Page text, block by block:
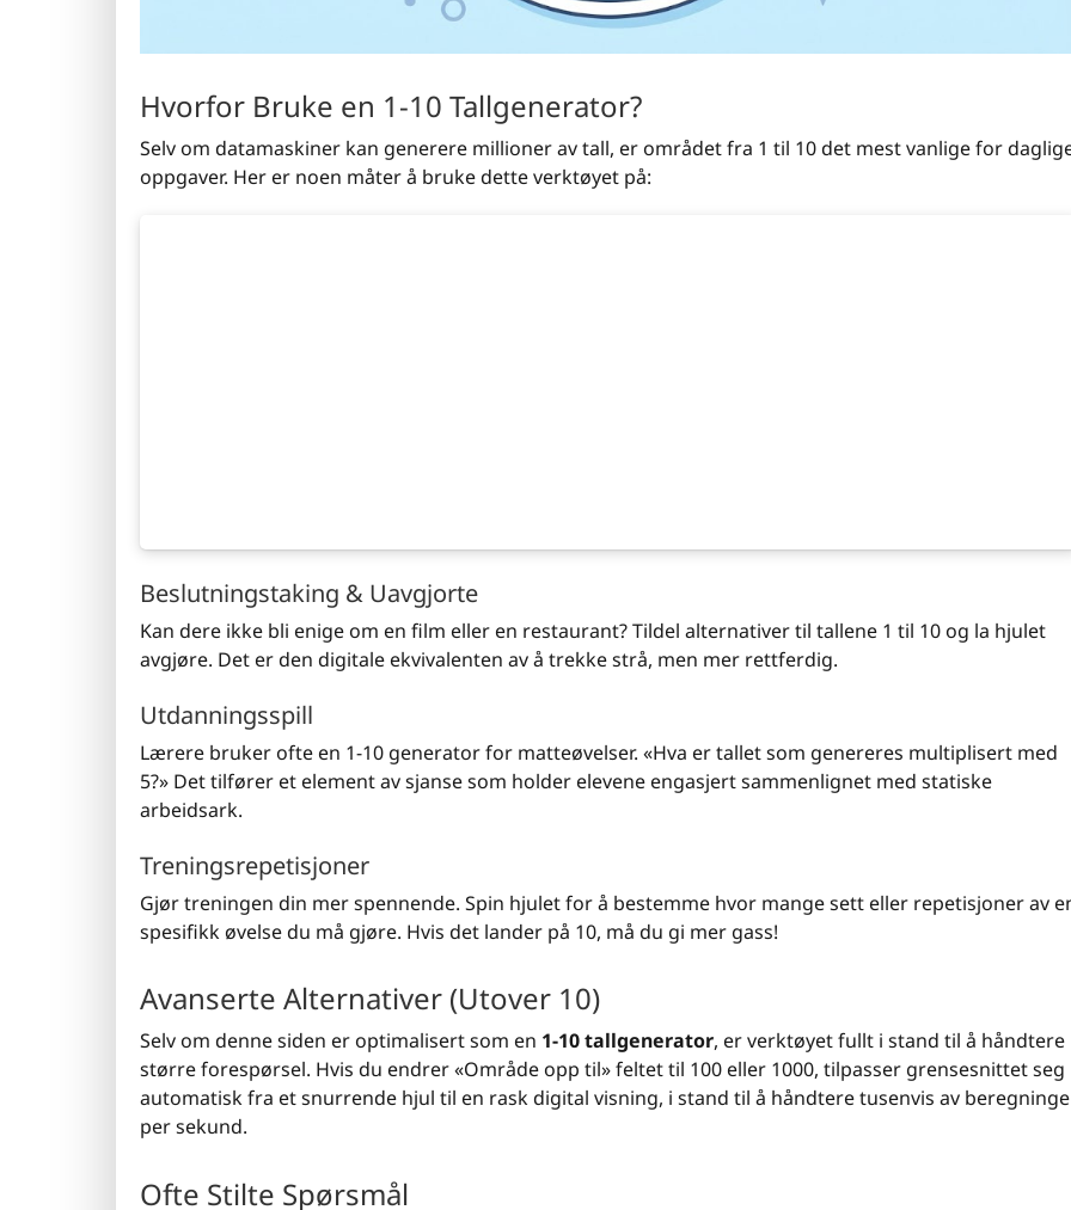
Hvorfor Bruke en 1-10 Tallgenerator?
Selv om datamaskiner kan generere millioner av tall, er området fra 1 til 10 det mest vanlige for
oppgaver. Her er noen måter å bruke dette verktøyet på:
Beslutningstaking & Uavgjorte
Kan dere ikke bli enige om en film eller en restaurant? Tildel alternativer til tallene 1 til 10 og la hjulet
avgjøre. Det er den digitale ekvivalenten av å trekke strå, men mer rettferdig.
Utdanningsspill
Lærere bruker ofte en 1-10 generator for matteøvelser. «Hva er tallet som genereres multiplisert med
5?» Det tilfører et element av sjanse som holder elevene engasjert sammenlignet med statiske
arbeidsark.
Treningsrepetisjoner
Gjør treningen din mer spennende. Spin hjulet for å bestemme hvor mange sett eller repetisjoner av
spesifikk øvelse du må gjøre. Hvis det lander på 10, må du gi mer gass!
Avanserte Alternativer (Utover 10)
Selv om denne siden er optimalisert som en 1-10 tallgenerator, er verktøyet fullt i stand til å håndtere
større forespørsel. Hvis du endrer «Område opp til» feltet til 100 eller 1000, tilpasser grensesnittet seg
automatisk fra et snurrende hjul til en rask digital visning, i stand til å håndtere tusenvis av
per sekund.
Ofte Stilte Spørsmål